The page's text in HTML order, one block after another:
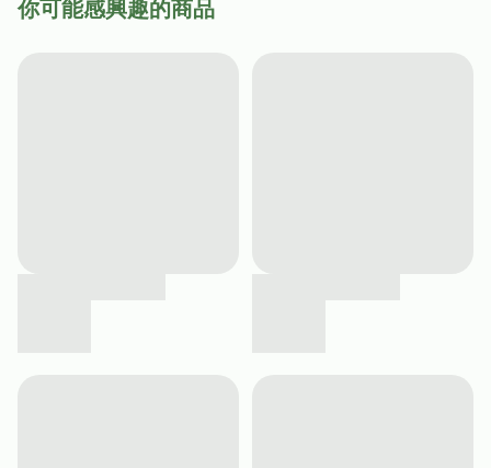
你可能感興趣的商品